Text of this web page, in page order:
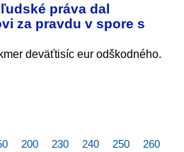
práva dal
za pravdu v spore s
deväťtisíc eur odškodného.
200 230 240 250 260